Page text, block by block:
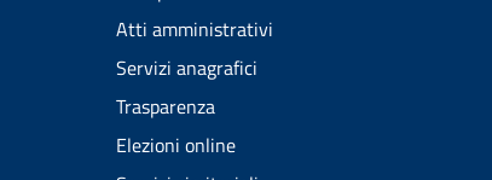
Atti amministrativi
Servizi anagrafici
Trasparenza
Elezioni online